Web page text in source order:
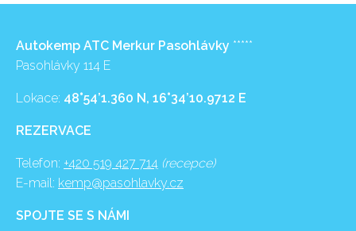
Autokemp ATC Merkur Pasohlávky *****
Pasohlávky 114 E
Lokace: 48°54’1.360 N, 16°34’10.9712 E
REZERVACE
Telefon: +420 519 427 714 (recepce)
E-mail: kemp@pasohlavky.cz
SPOJTE SE S NÁMI